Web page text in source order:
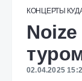
КОНЦЕРТЫ
02.04.2025